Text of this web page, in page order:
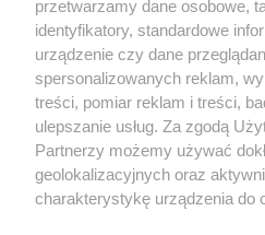
Kultura
X Facebook
przetwarzamy dane osobowe,
identyfikatory, standardowe
urządzenie czy dane
spersonalizowanych reklam,
treści, pomiar reklam i treści,
ulepszanie usług. Za zgodą
Partnerzy możemy używać
geolokalizacyjnych oraz
charakterystykę urządzenia do